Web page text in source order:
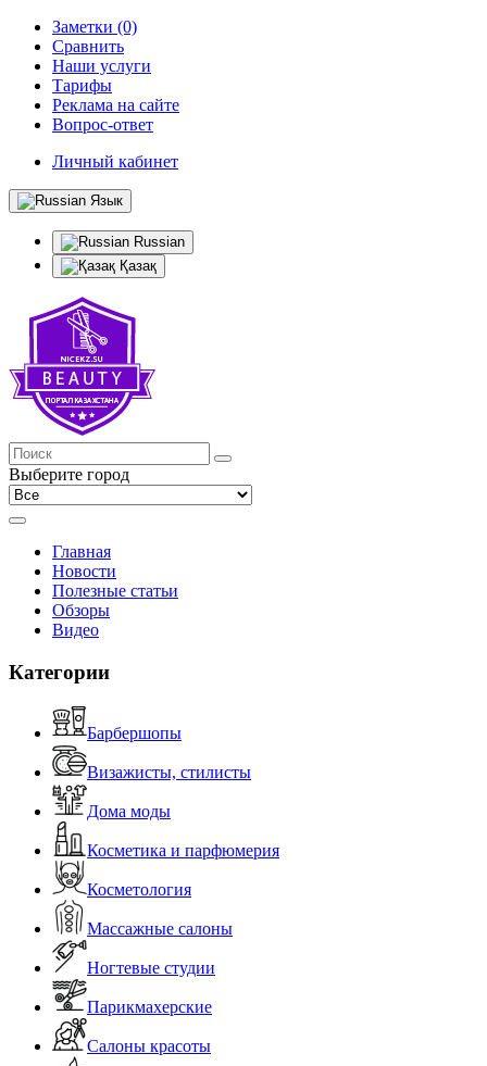
Заметки (0)
Сравнить
Наши услуги
Тарифы
Реклама на сайте
Вопрос-ответ
Личный кабинет
Язык
Russian
Қазақ
Выберите город
Главная
Новости
Полезные статьи
Обзоры
Видео
Категории
Барбершопы
Визажисты, стилисты
Дома моды
Косметика и парфюмерия
Косметология
Массажные салоны
Ногтевые студии
Парикмахерские
Салоны красоты